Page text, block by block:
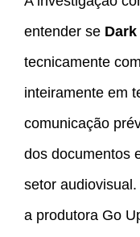
entender se
tecnicamente
inteiramente em
comunicação
dos documentos
setor
a produtora Go